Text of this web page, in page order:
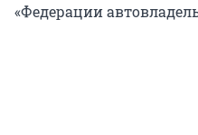
«Федерации